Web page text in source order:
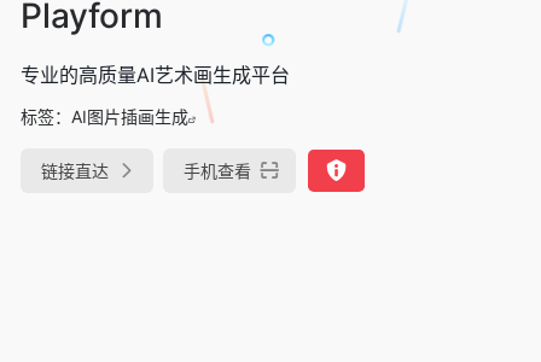
Playform
专业的高质量AI艺术画生成平台
标签： AI图片插画生成
链接直达 手机查看